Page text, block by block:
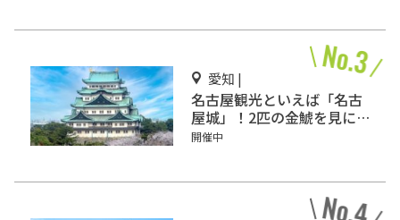
愛知 |
名古屋観光といえば「名古
屋城」！2匹の金鯱を見に
行こう
開催中